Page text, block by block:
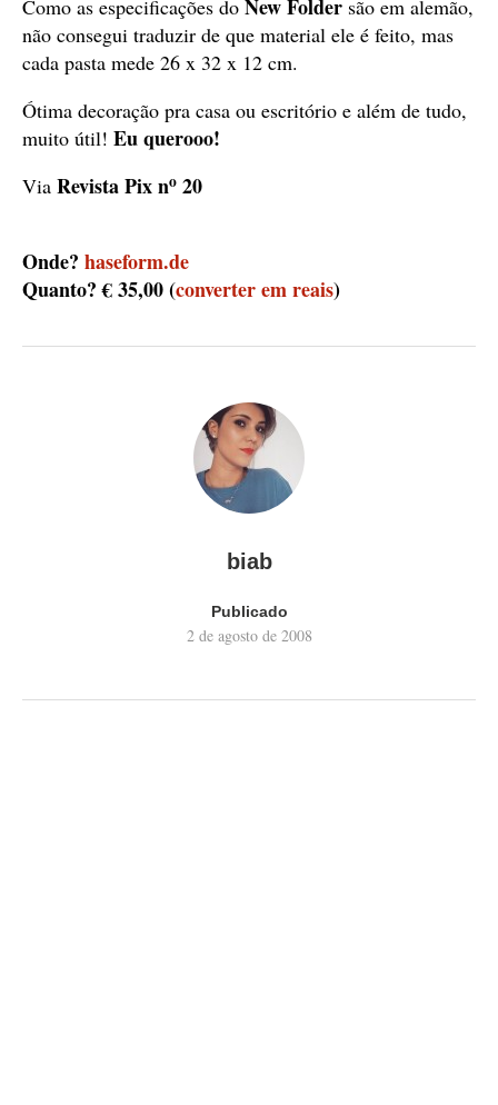
Como as especificações do New Folder são em alemão,
não consegui traduzir de que material ele é feito, mas
cada pasta mede 26 x 32 x 12 cm.
Ótima decoração pra casa ou escritório e além de tudo,
muito útil! Eu querooo!
Via Revista Pix no 20
Onde? haseform.de
Quanto? € 35,00 (converter em reais)
biab
Publicado
2 de agosto de 2008